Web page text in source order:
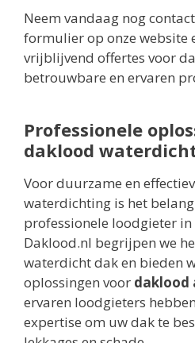
Neem vandaag nog
formulier op onze website
vrijblijvend offertes voor
betrouwbare en ervaren
Professionele
daklood
Voor duurzame en
waterdichting is het
professionele loodgieter in
Daklood.nl begrijpen we
waterdicht dak en bieden
oplossingen voor
ervaren loodgieters
expertise om uw dak te